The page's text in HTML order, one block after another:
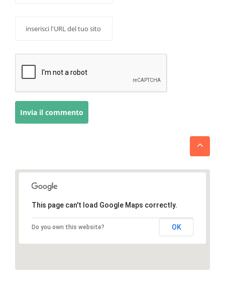
This page can't load Google Maps correctly.
Do you own this website? OK